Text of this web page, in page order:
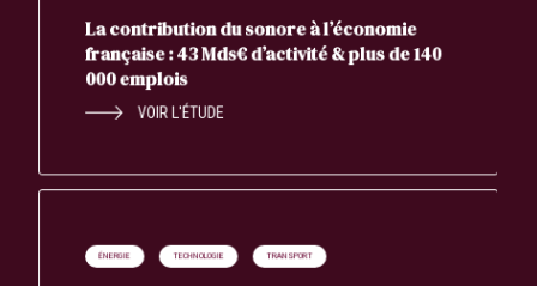
La contribution du sonore à l’économie
française : 43 Mds€ d’activité & plus de 140
000 emplois
VOIR L'ÉTUDE
ÉNERGIE TECHNOLOGIE TRANSPORT